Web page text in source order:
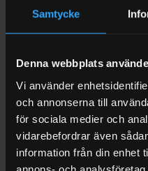
Samtycke
Denna webbplats
Vi använder
och annonserna till
för sociala medier och
vidarebefordrar även
information från din enhet
LÄGG TILL
BESKRIVNING
YTTERLIGARE INFORMATION
VARUMÄRKE
RECENSIONER (7)